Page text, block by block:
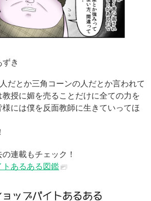
き
だとか三角コーンの人だとか言われて
授に媚を売ることだけに全ての力を
には僕を反面教師に生きていってほ
！
連載もチェック！
あるある図鑑